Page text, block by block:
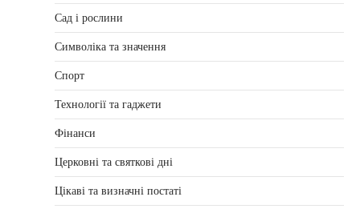
Сад і рослини
Символіка та значення
Спорт
Технології та гаджети
Фінанси
Церковні та святкові дні
Цікаві та визначні постаті